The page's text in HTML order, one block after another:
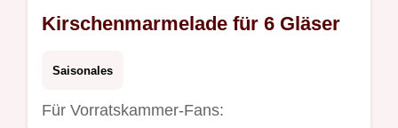
Kirschenmarmelade für 6 Gläser
Saisonales
Für Vorratskammer-Fans: